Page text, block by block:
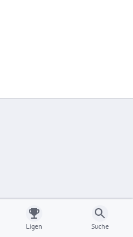
Ligen Suche